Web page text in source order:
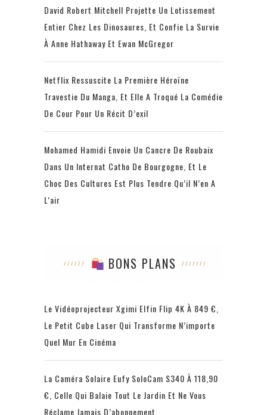
David Robert Mitchell Projette Un Lotissement
Entier Chez Les Dinosaures, Et Confie La Survie
À Anne Hathaway Et Ewan McGregor
Netflix Ressuscite La Première Héroïne
Travestie Du Manga, Et Elle A Troqué La Comédie
De Cour Pour Un Récit D’exil
Mohamed Hamidi Envoie Un Cancre De Roubaix
Dans Un Internat Catho De Bourgogne, Et Le
Choc Des Cultures Est Plus Tendre Qu’il N’en A
L’air
BONS PLANS
Le Vidéoprojecteur Xgimi Elfin Flip 4K À 849 €,
Le Petit Cube Laser Qui Transforme N’importe
Quel Mur En Cinéma
La Caméra Solaire Eufy SoloCam S340 À 118,90
€, Celle Qui Balaie Tout Le Jardin Et Ne Vous
Réclame Jamais D’abonnement